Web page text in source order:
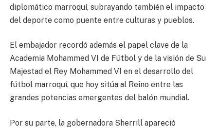
diplomático marroquí, subrayando también el impacto
del deporte como puente entre culturas y pueblos.
El embajador recordó además el papel clave de la
Academia Mohammed VI de Fútbol y de la visión de Su
Majestad el Rey Mohammed VI en el desarrollo del
fútbol marroquí, que hoy sitúa al Reino entre las
grandes potencias emergentes del balón mundial.
Por su parte, la gobernadora Sherrill apareció